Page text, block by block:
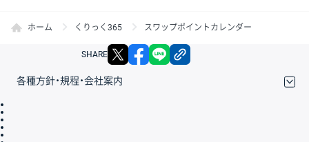
ホーム くりっく365 スワップポイントカレンダー
SHARE X facebook
各種方針・規程・会社案内